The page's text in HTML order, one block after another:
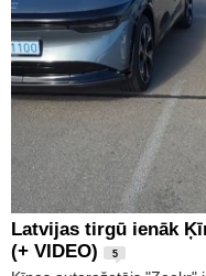
Latvijas tirgū ienāk
(+ VIDEO)
5